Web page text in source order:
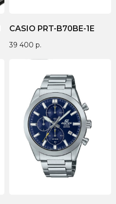
CASIO PRT-B70BE-1E
39 400 р.